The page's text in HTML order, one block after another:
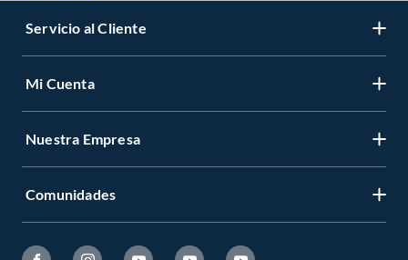
Servicio al Cliente
Mi Cuenta
Nuestra Empresa
Comunidades